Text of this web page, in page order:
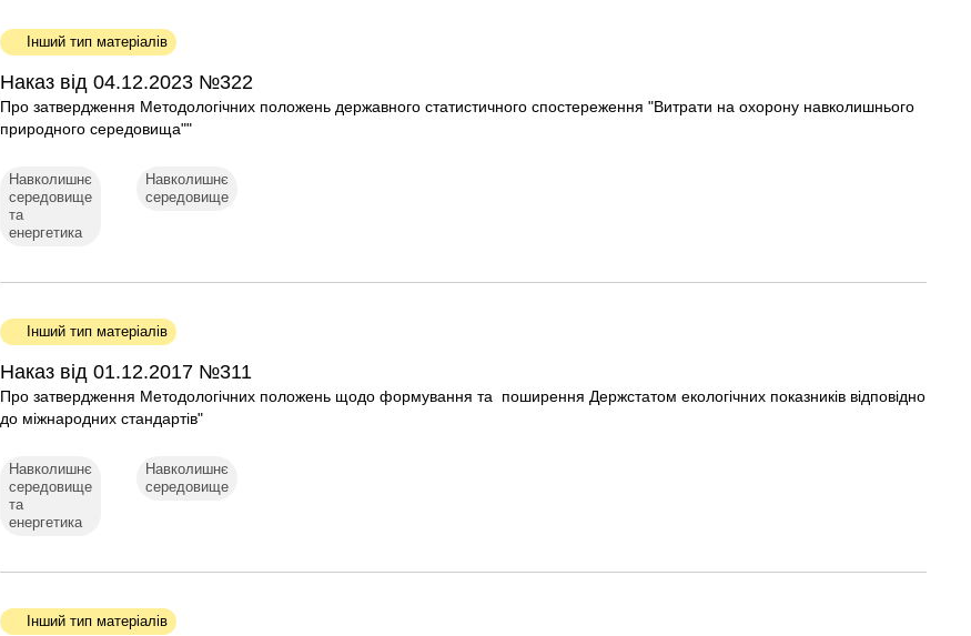
Інший тип матеріалів
Наказ від 04.12.2023 №322
Про затвердження Методологічних положень державного статистичного спостереження "Витрати на охорону навколишнього
природного середовища""
Навколишнє
середовище
та
енергетика
Навколишнє
середовище
Інший тип матеріалів
Наказ від 01.12.2017 №311
Про затвердження Методологічних положень щодо формування та поширення Держстатом екологічних показників відповідно
до міжнародних стандартів"
Навколишнє
середовище
та
енергетика
Навколишнє
середовище
Інший тип матеріалів